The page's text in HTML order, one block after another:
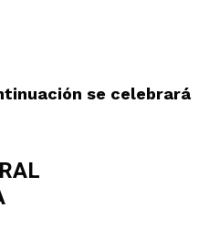
se celebrará